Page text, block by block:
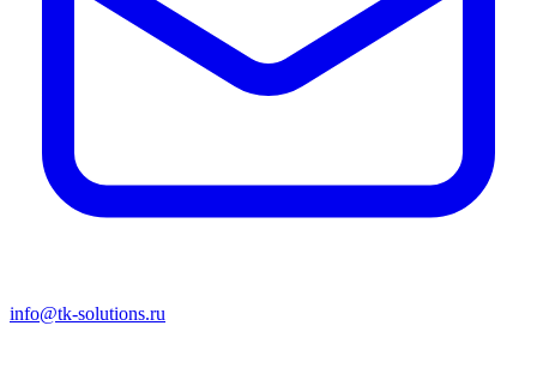
info@tk-solutions.ru